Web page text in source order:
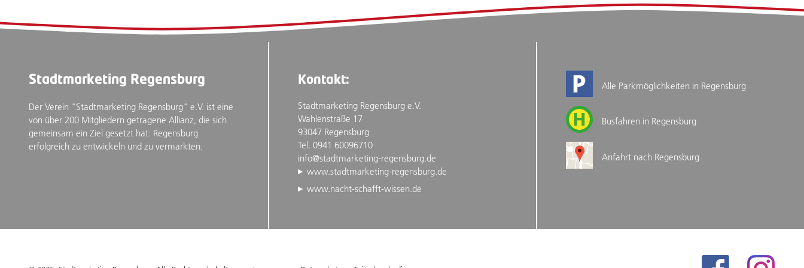
Stadtmarketing Regensburg
Der Verein "Stadtmarketing Regensburg" e.V. ist eine
von über 200 Mitgliedern getragene Allianz, die sich
gemeinsam ein Ziel gesetzt hat: Regensburg
erfolgreich zu entwickeln und zu vermarkten.
Kontakt:
Stadtmarketing Regensburg e.V.
Wahlenstraße 17
93047 Regensburg
Tel. 0941 60096710
info@stadtmarketing-regensburg.de
www.stadtmarketing-regensburg.de
www.nacht-schafft-wissen.de
Alle Parkmöglichkeiten in Regensburg
Busfahren in Regensburg
Anfahrt nach Regensburg